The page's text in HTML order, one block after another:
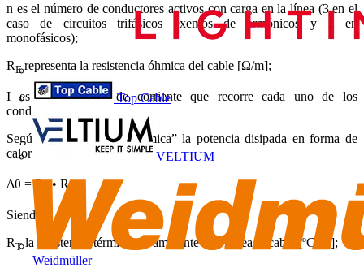
Top Cable
VELTIUM
Weidmüller
n es el número de conductores activos con carga en la línea (3 en el
caso de circuitos trifásicos exentos de armónicos y 2 en
monofásicos);
RErepresenta la resistencia óhmica del cable [Ω/m];
I es la intensidad de corriente que recorre cada uno de los
conductores [A].
Según la “ley de Ohm térmica” la potencia disipada en forma de
calor (P
) en un cable será:
Δθ = P • R
Siendo:
RTla resistencia térmica del ambiente que rodea al cable [ºC/W];